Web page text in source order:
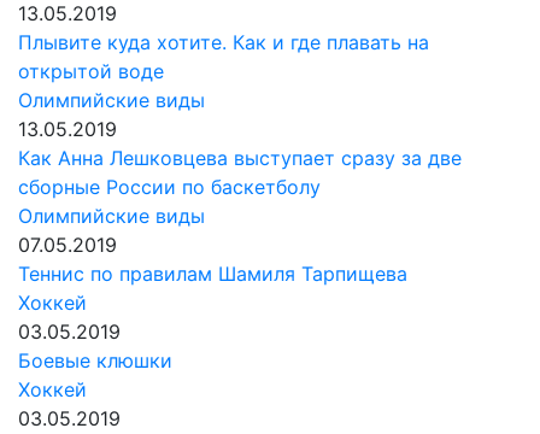
13.05.2019
Плывите куда хотите. Как и где плавать на
открытой воде
Олимпийские виды
13.05.2019
Как Анна Лешковцева выступает сразу за две
сборные России по баскетболу
Олимпийские виды
07.05.2019
Теннис по правилам Шамиля Тарпищева
Хоккей
03.05.2019
Боевые клюшки
Хоккей
03.05.2019